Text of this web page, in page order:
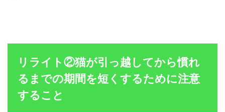
リライト②猫が引っ越してから慣れ
るまでの期間を短くするために注意
すること